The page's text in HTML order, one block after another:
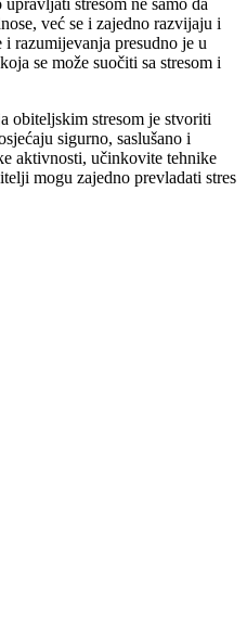
već se i zajedno razvijaju i
i razumijevanja presudno je u
se može suočiti sa stresom i
obiteljskim stresom je stvoriti
sigurno, saslušano i
aktivnosti, učinkovite tehnike
mogu zajedno prevladati stres